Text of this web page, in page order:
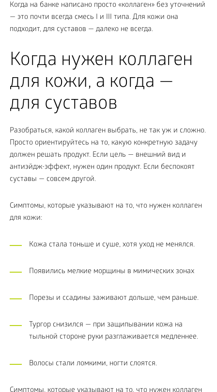
Когда на банке написано просто «коллаген» без уточнений
— это почти всегда смесь I и III типа. Для кожи она
подходит, для суставов — далеко не всегда.
Когда нужен коллаген
для кожи, а когда —
для суставов
Разобраться, какой коллаген выбрать, не так уж и сложно.
Просто ориентируйтесь на то, какую конкретную задачу
должен решать продукт. Если цель — внешний вид и
антиэйдж-эффект, нужен один продукт. Если беспокоят
суставы — совсем другой.
Симптомы, которые указывают на то, что нужен коллаген
для кожи:
Кожа стала тоньше и суше, хотя уход не менялся.
Появились мелкие морщины в мимических зонах
Порезы и ссадины заживают дольше, чем раньше.
Тургор снизился — при защипывании кожа на
тыльной стороне руки разглаживается медленнее.
Волосы стали ломкими, ногти слоятся.